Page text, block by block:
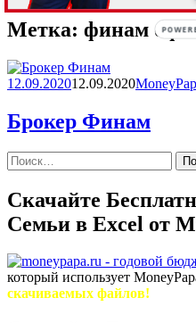
Метка: финам
12.09.202012.09.2020
Брокер Финам
Найти:
Скачайте
Семьи в Excel от
который использует
скачиваемых файлов!